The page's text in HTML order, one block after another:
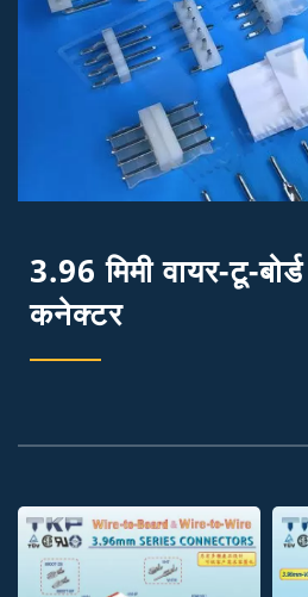
3.96 मिमी वायर-टू-
कनेक्टर